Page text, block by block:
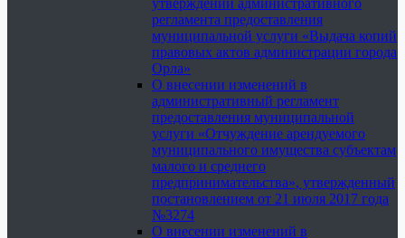
утверждении административного
регламента предоставления
муниципальной услуги «Выдача копий
правовых актов администрации города
Орла»
О внесении изменений в
административный регламент
предоставления муниципальной
услуги «Отчуждение арендуемого
муниципального имущества субъектам
малого и среднего
предпринимательства», утвержденный
постановлением от 21 июля 2017 года
№3274
О внесении изменений в